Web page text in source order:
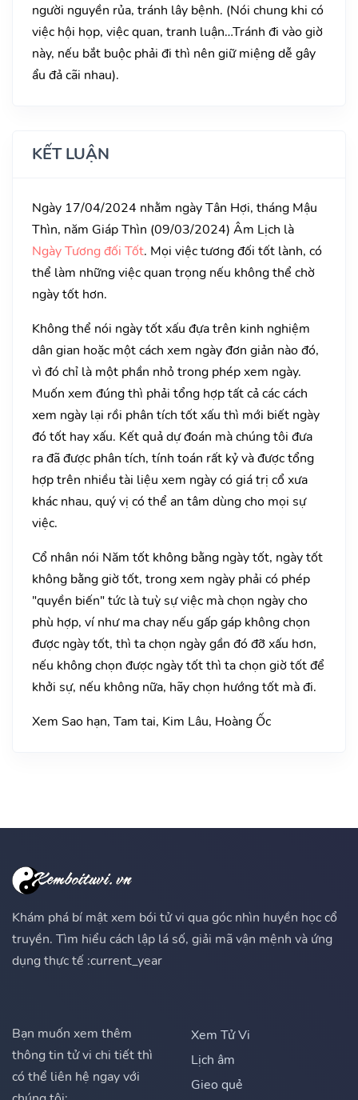
người nguyền rủa, tránh lây bệnh. (Nói chung khi có
việc hội họp, việc quan, tranh luận…Tránh đi vào giờ
này, nếu bắt buộc phải đi thì nên giữ miệng dễ gây
ẩu đả cãi nhau).
KẾT LUẬN
Ngày 17/04/2024 nhằm ngày Tân Hợi, tháng Mậu
Thìn, năm Giáp Thìn (09/03/2024) Âm Lịch là
Ngày Tương đối Tốt. Mọi việc tương đối tốt lành, có
thể làm những việc quan trọng nếu không thể chờ
ngày tốt hơn.
Không thể nói ngày tốt xấu đựa trên kinh nghiệm
dân gian hoặc một cách xem ngày đơn giản nào đó,
vì đó chỉ là một phần nhỏ trong phép xem ngày.
Muốn xem đúng thì phải tổng hợp tất cả các cách
xem ngày lại rồi phân tích tốt xấu thì mới biết ngày
đó tốt hay xấu. Kết quả dự đoán mà chúng tôi đưa
ra đã được phân tích, tính toán rất kỷ và được tổng
hợp trên nhiều tài liệu xem ngày có giá trị cổ xưa
khác nhau, quý vị có thể an tâm dùng cho mọi sự
việc.
Cổ nhân nói Năm tốt không bằng ngày tốt, ngày tốt
không bằng giờ tốt, trong xem ngày phải có phép
"quyền biến" tức là tuỳ sự việc mà chọn ngày cho
phù hợp, ví như ma chay nếu gấp gáp không chọn
được ngày tốt, thì ta chọn ngày gần đó đỡ xấu hơn,
nếu không chọn được ngày tốt thì ta chọn giờ tốt để
khởi sự, nếu không nữa, hãy chọn hướng tốt mà đi.
Xem Sao hạn, Tam tai, Kim Lâu, Hoàng Ốc
Khám phá bí mật xem bói tử vi qua góc nhìn huyền học cổ
truyền. Tìm hiểu cách lập lá số, giải mã vận mệnh và ứng
dụng thực tế :current_year
Bạn muốn xem thêm
thông tin tử vi chi tiết thì
có thể liên hệ ngay với
Xem Tử Vi
Lịch âm
Gieo quẻ